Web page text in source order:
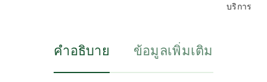
บริการ
คำอธิบาย ข้อมูลเพิ่มเติม